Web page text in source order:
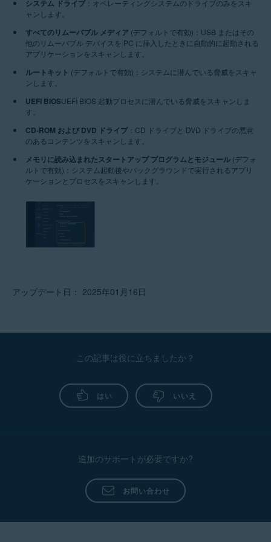
システム ドライブ：オペレーティングシステムのドライブのみをスキ
ャンします。
すべてのリムーバブル メディア (デフォルトで有効)：USB またはその
他のリムーバブル デバイスを PC に挿入したときに自動的に起動される
アプリケーションをスキャンします。
ルートキット (デフォルトで有効)：システムに潜んでいる脅威をスキャ
ンします。
UEFI BIOSUEFI BIOS 起動プロセスに潜んでいる脅威をスキャンしま
す。
CD-ROM および DVD ドライブ：CD ドライブと DVD ドライブの悪意
のあるコンテンツをスキャンします。
メモリに読み込まれたスタートアップ プログラムとモジュール (デフォ
ルトで有効)：システム起動後やバックグラウンドで実行されるアプリ
ケーションとプロセスをスキャンします。
アップデート日： 2025年01月16日
この記事は役に立ちましたか？
はい いいえ
追加のサポートが必要ですか?
お問い合わせ